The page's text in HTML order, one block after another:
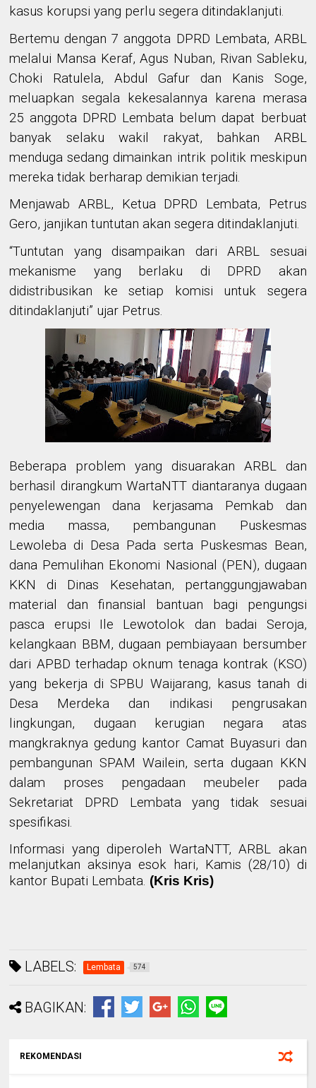
kasus korupsi yang perlu segera ditindaklanjuti.
Bertemu dengan 7 anggota DPRD Lembata, ARBL
melalui Mansa Keraf, Agus Nuban, Rivan Sableku,
Choki Ratulela, Abdul Gafur dan Kanis Soge,
meluapkan segala kekesalannya karena merasa
25 anggota DPRD Lembata belum dapat berbuat
banyak selaku wakil rakyat, bahkan ARBL
menduga sedang dimainkan intrik politik meskipun
mereka tidak berharap demikian terjadi.
Menjawab ARBL, Ketua DPRD Lembata, Petrus
Gero, janjikan tuntutan akan segera ditindaklanjuti.
“Tuntutan yang disampaikan dari ARBL sesuai
mekanisme yang berlaku di DPRD akan
didistribusikan ke setiap komisi untuk segera
ditindaklanjuti” ujar Petrus.
Beberapa problem yang disuarakan ARBL dan
berhasil dirangkum WartaNTT diantaranya dugaan
penyelewengan dana kerjasama Pemkab dan
media massa, pembangunan Puskesmas
Lewoleba di Desa Pada serta Puskesmas Bean,
dana Pemulihan Ekonomi Nasional (PEN), dugaan
KKN di Dinas Kesehatan, pertanggungjawaban
material dan finansial bantuan bagi pengungsi
pasca erupsi Ile Lewotolok dan badai Seroja,
kelangkaan BBM, dugaan pembiayaan bersumber
dari APBD terhadap oknum tenaga kontrak (KSO)
yang bekerja di SPBU Waijarang, kasus tanah di
Desa Merdeka dan indikasi pengrusakan
lingkungan, dugaan kerugian negara atas
mangkraknya gedung kantor Camat Buyasuri dan
pembangunan SPAM Wailein, serta dugaan KKN
dalam proses pengadaan meubeler pada
Sekretariat DPRD Lembata yang tidak sesuai
spesifikasi.
Informasi yang diperoleh WartaNTT, ARBL akan
melanjutkan aksinya esok hari, Kamis (28/10) di
kantor Bupati Lembata. (Kris Kris)
LABELS: Lembata 574
BAGIKAN:
REKOMENDASI